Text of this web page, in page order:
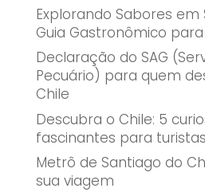
Explorando Sabores em
Guia Gastronômico
Declaração do SAG
Pecuário) para quem
Chile
Descubra o Chile: 5
fascinantes para turistas
Metrô de Santiago do
sua viagem